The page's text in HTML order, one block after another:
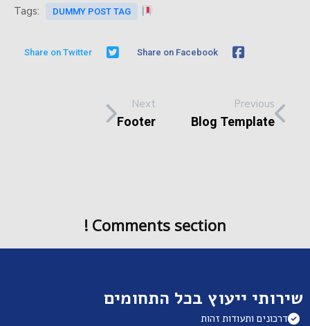
Tags: DUMMY POST TAG
Share on Facebook
Share on Twitter
Previous
Blog Template
Next
Footer
Comments section !
שירותי ייעוץ בכל התחומים
דרכונים ותעודות זהות